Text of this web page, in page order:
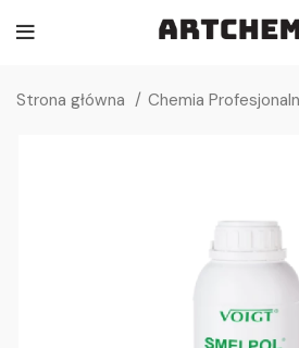
Strona główna Chemia